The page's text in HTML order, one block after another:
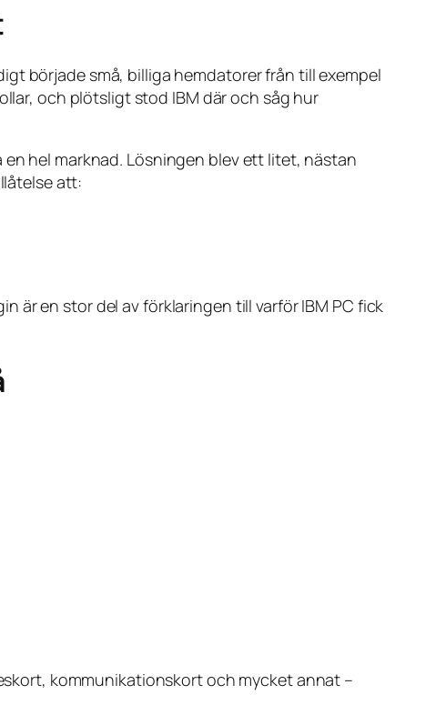
började små, billiga hemdatorer från till exempel
och plötsligt stod IBM där och såg hur
hel marknad. Lösningen blev ett litet, nästan
att:
är en stor del av förklaringen till varför IBM PC fick
kommunikationskort och mycket annat –